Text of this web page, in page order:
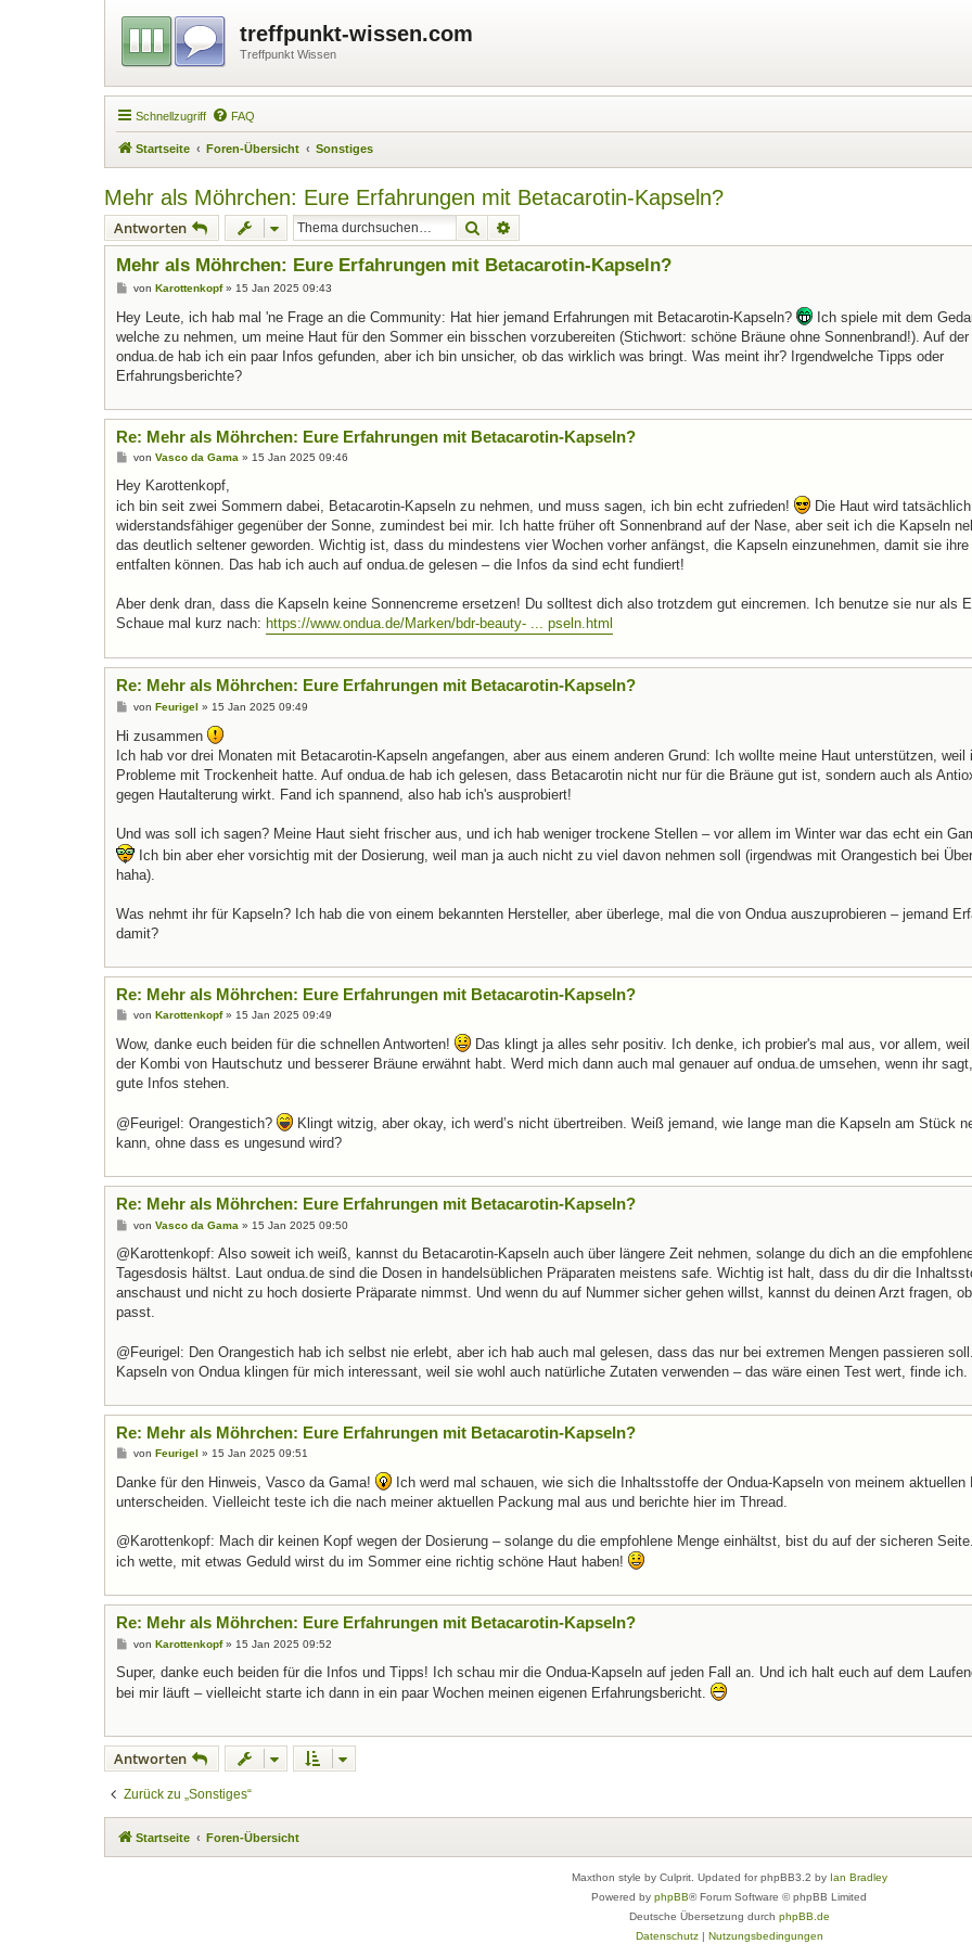
treffpunkt-wissen.com
Treffpunkt Wissen
Schnellzugriff FAQ
Startseite Foren-Übersicht Sonstiges
Mehr als Möhrchen: Eure Erfahrungen mit Betacarotin-Kapseln?
Antworten Suche
Mehr als Möhrchen: Eure Erfahrungen mit Betacarotin-Kapseln?
B
i
t
r
a
g
von Karottenkopf» 15 Jan 2025 09:43
Hey Leute, ich hab mal 'ne Frage an die Community: Hat hier jemand Erfahrungen mit Betacarotin-Kapseln?
Ich spiele mit dem
welche zu nehmen, um meine Haut für den Sommer ein bisschen vorzubereiten (Stichwort: schöne Bräune ohne Sonnenbrand!). Auf
ondua.de hab ich ein paar Infos gefunden, aber ich bin unsicher, ob das wirklich was bringt. Was meint ihr? Irgendwelche Tipps oder
Erfahrungsberichte?
Re: Mehr als Möhrchen: Eure Erfahrungen mit Betacarotin-Kapseln?
B
i
r
a
g
von Vasco da Gama » 15 Jan 2025 09:46
Hey Karottenkopf,
ich bin seit zwei Sommern dabei, Betacarotin-Kapseln zu nehmen, und muss sagen, ich bin echt zufrieden!
Die Haut wird tatsächlich
widerstandsfähiger gegenüber der Sonne, zumindest bei mir. Ich hatte früher oft Sonnenbrand auf der Nase, aber seit ich die Kapseln
das deutlich seltener geworden. Wichtig ist, dass du mindestens vier Wochen vorher anfängst, die Kapseln einzunehmen, damit sie ihre
entfalten können. Das hab ich auch auf ondua.de gelesen – die Infos da sind echt fundiert!
Aber denk dran, dass die Kapseln keine Sonnencreme ersetzen! Du solltest dich also trotzdem gut eincremen. Ich benutze sie nur als
Schaue mal kurz nach: https://www.ondua.de/Marken/bdr-beauty- ... pseln.html
Re: Mehr als Möhrchen: Eure Erfahrungen mit Betacarotin-Kapseln?
B
r
a
g
von Feurigel » 15 Jan 2025 09:49
Hi zusammen
Ich hab vor drei Monaten mit Betacarotin-Kapseln angefangen, aber aus einem anderen Grund: Ich wollte meine Haut unterstützen, weil
Probleme mit Trockenheit hatte. Auf ondua.de hab ich gelesen, dass Betacarotin nicht nur für die Bräune gut ist, sondern auch als
gegen Hautalterung wirkt. Fand ich spannend, also hab ich's ausprobiert!
Und was soll ich sagen? Meine Haut sieht frischer aus, und ich hab weniger trockene Stellen – vor allem im Winter war das echt ein
Ich bin aber eher vorsichtig mit der Dosierung, weil man ja auch nicht zu viel davon nehmen soll (irgendwas mit Orangestich bei
haha).
Was nehmt ihr für Kapseln? Ich hab die von einem bekannten Hersteller, aber überlege, mal die von Ondua auszuprobieren – jemand
damit?
Re: Mehr als Möhrchen: Eure Erfahrungen mit Betacarotin-Kapseln?
B
i
t
r
a
g
von Karottenkopf» 15 Jan 2025 09:49
Wow, danke euch beiden für die schnellen Antworten!
Das klingt ja alles sehr positiv. Ich denke, ich probier's mal aus, vor allem,
der Kombi von Hautschutz und besserer Bräune erwähnt habt. Werd mich dann auch mal genauer auf ondua.de umsehen, wenn ihr
gute Infos stehen.
@Feurigel: Orangestich?
Klingt witzig, aber okay, ich werd’s nicht übertreiben. Weiß jemand, wie lange man die Kapseln am Stück
kann, ohne dass es ungesund wird?
Re: Mehr als Möhrchen: Eure Erfahrungen mit Betacarotin-Kapseln?
B
i
r
a
von Vasco da Gama » 15 Jan 2025 09:50
@Karottenkopf: Also soweit ich weiß, kannst du Betacarotin-Kapseln auch über längere Zeit nehmen, solange du dich an die
Tagesdosis hältst. Laut ondua.de sind die Dosen in handelsüblichen Präparaten meistens safe. Wichtig ist halt, dass du dir die
anschaust und nicht zu hoch dosierte Präparate nimmst. Und wenn du auf Nummer sicher gehen willst, kannst du deinen Arzt fragen,
passt.
@Feurigel: Den Orangestich hab ich selbst nie erlebt, aber ich hab auch mal gelesen, dass das nur bei extremen Mengen passieren soll.
Kapseln von Ondua klingen für mich interessant, weil sie wohl auch natürliche Zutaten verwenden – das wäre einen Test wert, finde ich.
Re: Mehr als Möhrchen: Eure Erfahrungen mit Betacarotin-Kapseln?
B
i
t
r
von Feurigel » 15 Jan 2025 09:51
Danke für den Hinweis, Vasco da Gama!
Ich werd mal schauen, wie sich die Inhaltsstoffe der Ondua-Kapseln von meinem aktuellen
unterscheiden. Vielleicht teste ich die nach meiner aktuellen Packung mal aus und berichte hier im Thread.
@Karottenkopf: Mach dir keinen Kopf wegen der Dosierung – solange du die empfohlene Menge einhältst, bist du auf der sicheren
ich wette, mit etwas Geduld wirst du im Sommer eine richtig schöne Haut haben!
Re: Mehr als Möhrchen: Eure Erfahrungen mit Betacarotin-Kapseln?
B
r
von Karottenkopf» 15 Jan 2025 09:52
Super, danke euch beiden für die Infos und Tipps! Ich schau mir die Ondua-Kapseln auf jeden Fall an. Und ich halt euch auf dem
bei mir läuft – vielleicht starte ich dann in ein paar Wochen meinen eigenen Erfahrungsbericht.
Antworten
Zurück zu „Sonstiges“
Startseite Foren-Übersicht
Maxthon style by Culprit. Updated for phpBB3.2 by Ian Bradley
Powered by phpBB® Forum Software © phpBB Limited
Deutsche Übersetzung durch phpBB.de
Datenschutz| Nutzungsbedingungen